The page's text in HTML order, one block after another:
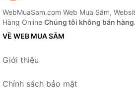
WebMuaSam.com Web Mua Sắm,
Hàng Online Chúng tôi không bán hàng.
VỀ WEB MUA SẮM
Giới thiệu
Chính sách bảo mật